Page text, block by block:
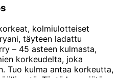
kolmiulotteiset
täyteen ladattu
– 45 asteen kulmasta,
korkeudelta, joka
Tuo kulma antaa korkeutta,